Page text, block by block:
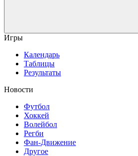
Игры
Календарь
Таблицы
Результаты
Новости
Футбол
Хоккей
Волейбол
Регби
Фан-Движение
Другое